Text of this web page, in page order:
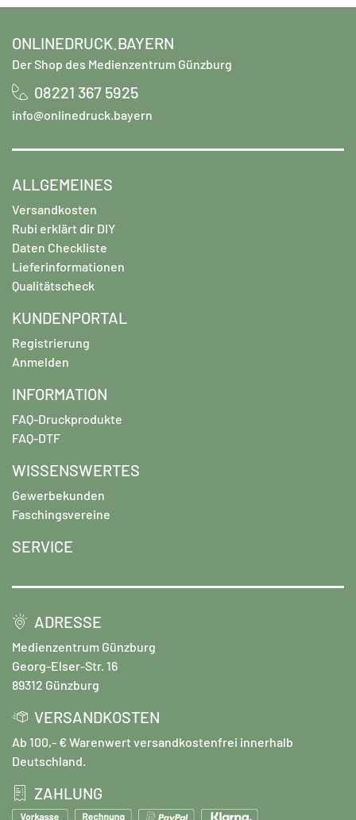
ONLINEDRUCK.BAYERN
Der Shop des Medienzentrum Günzburg
08221 367 5925
info@onlinedruck.bayern
ALLGEMEINES
Versandkosten
Rubi erklärt dir DIY
Daten Checkliste
Lieferinformationen
Qualitätscheck
KUNDENPORTAL
Registrierung
Anmelden
INFORMATION
FAQ-Druckprodukte
FAQ-DTF
WISSENSWERTES
Gewerbekunden
Faschingsvereine
SERVICE
ADRESSE
Medienzentrum Günzburg
Georg-Elser-Str. 16
89312 Günzburg
VERSANDKOSTEN
Ab 100,- € Warenwert versandkostenfrei innerhalb
Deutschland.
ZAHLUNG